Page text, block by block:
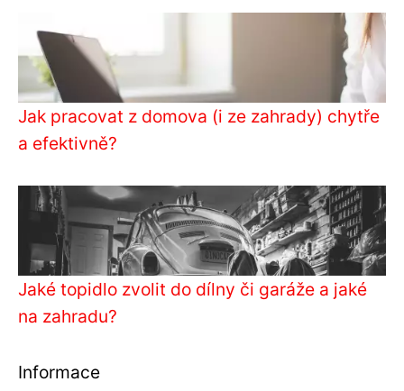
Jak pracovat z domova (i ze zahrady) chytře
a efektivně?
Jaké topidlo zvolit do dílny či garáže a jaké
na zahradu?
Informace